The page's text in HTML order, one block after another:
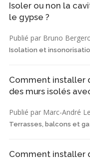
Isoler ou non la
le gypse ?
Publié par Bruno
Isolation et
Comment installer
des murs isolés
Publié par Marc-André
Terrasses, balcons et
Comment installer